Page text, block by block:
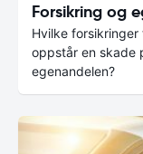
Forsikring og
Hvilke
oppstår en skade
egenandelen?